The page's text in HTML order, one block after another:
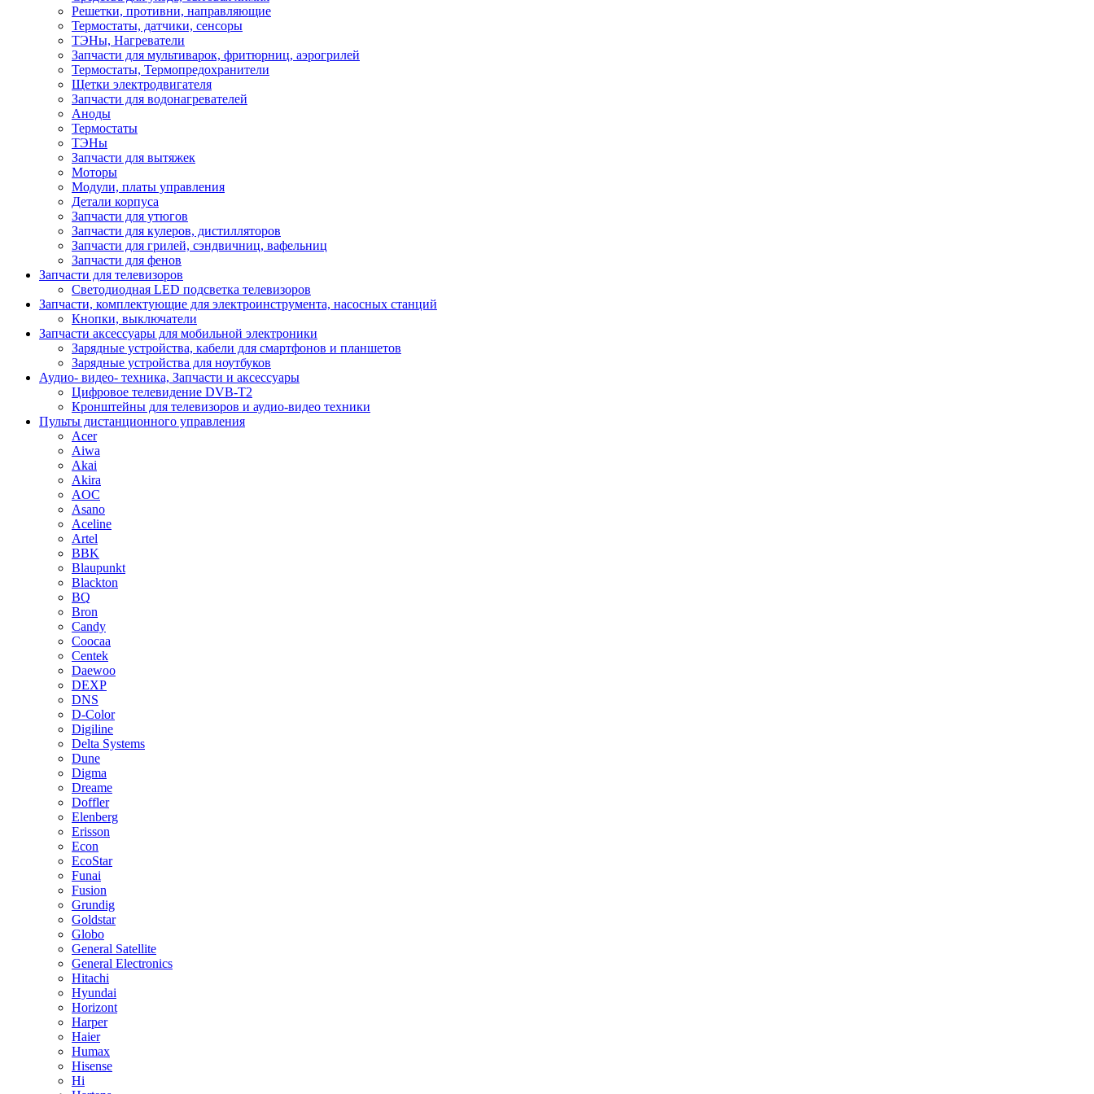
Решетки, противни, направляющие
Термостаты, датчики, сенсоры
ТЭНы, Нагреватели
Запчасти для мультиварок, фритюрниц, аэрогрилей
Термостаты, Термопредохранители
Щетки электродвигателя
Запчасти для водонагревателей
Аноды
Термостаты
ТЭНы
Запчасти для вытяжек
Моторы
Модули, платы управления
Детали корпуса
Запчасти для утюгов
Запчасти для кулеров, дистилляторов
Запчасти для грилей, сэндвичниц, вафельниц
Запчасти для фенов
Запчасти для телевизоров
Светодиодная LED подсветка телевизоров
Запчасти, комплектующие для электроинструмента, насосных станций
Кнопки, выключатели
Запчасти аксессуары для мобильной электроники
Зарядные устройства, кабели для смартфонов и планшетов
Зарядные устройства для ноутбуков
Аудио- видео- техника, Запчасти и аксессуары
Цифровое телевидение DVB-T2
Кронштейны для телевизоров и аудио-видео техники
Пульты дистанционного управления
Acer
Aiwa
Akai
Akira
AOC
Asano
Aceline
Artel
BBK
Blaupunkt
Blackton
BQ
Bron
Candy
Coocaa
Centek
Daewoo
DEXP
DNS
D-Color
Digiline
Delta Systems
Dune
Digma
Dreame
Doffler
Elenberg
Erisson
Econ
EcoStar
Funai
Fusion
Grundig
Goldstar
Globo
General Satellite
General Electronics
Hitachi
Hyundai
Horizont
Harper
Haier
Humax
Hisense
Hi